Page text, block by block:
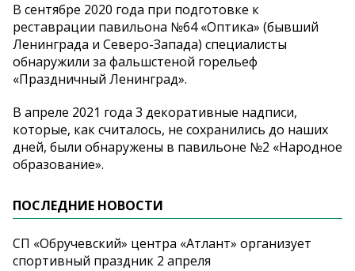
В сентябре 2020 года при подготовке к
реставрации павильона №64 «Оптика» (бывший
Ленинграда и Северо-Запада) специалисты
обнаружили за фальшстеной горельеф
«Праздничный Ленинград».
В апреле 2021 года 3 декоративные надписи,
которые, как считалось, не сохранились до наших
дней, были обнаружены в павильоне №2 «Народное
образование».
ПОСЛЕДНИЕ НОВОСТИ
СП «Обручевский» центра «Атлант» организует
спортивный праздник 2 апреля